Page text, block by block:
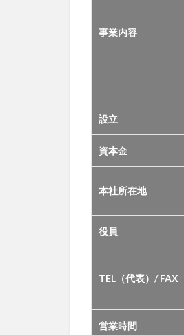
事業内容
設立
資本金
本社所在地
役員
TEL（代表）/ FAX
営業時間